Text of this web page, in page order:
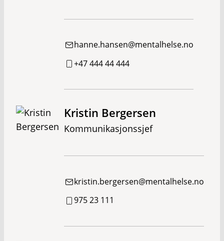
hanne.hansen@mentalhelse.no
+47 444 44 444
Kristin Bergersen
Kommunikasjonssjef
kristin.bergersen@mentalhelse.no
975 23 111